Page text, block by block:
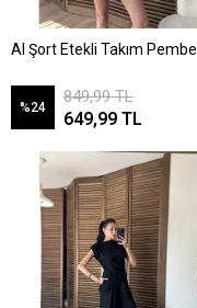
Al Şort Etekli Takım Pembe
%24
849,99 TL
649,99 TL